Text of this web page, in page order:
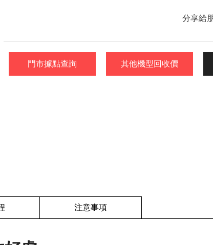
分享給
門市據點查詢 其他機型回收價
注意事項